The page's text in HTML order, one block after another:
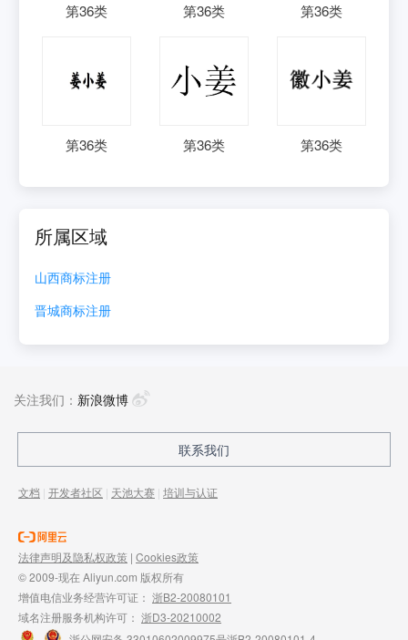
第36类 第36类 第36类
第36类 第36类 第36类
所属区域
山西商标注册
晋城商标注册